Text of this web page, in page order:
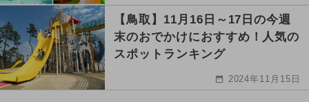
【鳥取】11月16日～17日の今週
末のおでかけにおすすめ！人気の
スポットランキング
2024年11月15日